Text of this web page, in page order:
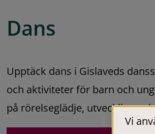
Dans
Upptäck dans i Gislaveds
och aktiviteter för barn och
på rörelseglädje, utveckling
Vi